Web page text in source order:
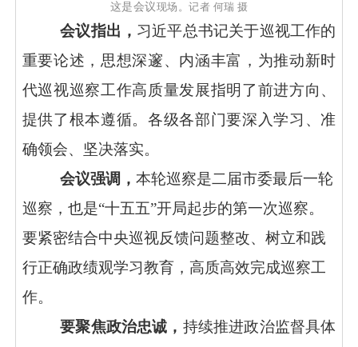
这是会议现场。记者 何瑞 摄
会议指出， 习近平总书记关于巡视工作的
重要论述，思想深邃、内涵丰富，为推动新时
代巡视巡察工作高质量发展指明了前进方向、
提供了根本遵循。各级各部门要深入学习、准
确领会、坚决落实。
会议强调，本轮巡察是二届市委最后一轮
巡察，也是“十五五”开局起步的第一次巡察。
要紧密结合中央巡视反馈问题整改、树立和践
行正确政绩观学习教育，高质高效完成巡察工
作。
要聚焦政治忠诚， 持续推进政治监督具体